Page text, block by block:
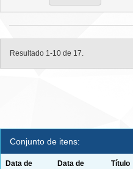
Resultado 1-10 de 17.
Conjunto de itens:
Data de
Data de
Título